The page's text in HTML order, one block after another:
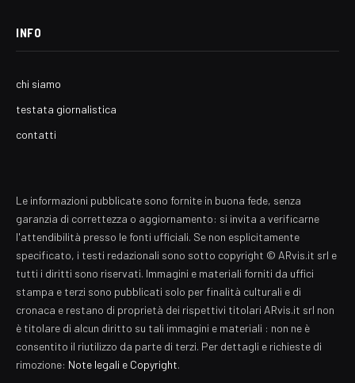
INFO
chi siamo
testata giornalistica
contatti
Le informazioni pubblicate sono fornite in buona fede, senza
garanzia di correttezza o aggiornamento: si invita a verificarne
l'attendibilità presso le fonti ufficiali. Se non esplicitamente
specificato, i testi redazionali sono sotto copyright © ARvis.it srl e
tutti i diritti sono riservati. Immagini e materiali forniti da uffici
stampa e terzi sono pubblicati solo per finalità culturali e di
cronaca e restano di proprietà dei rispettivi titolari ARvis.it srl non
è titolare di alcun diritto su tali immagini e materiali : non ne è
consentito il riutilizzo da parte di terzi. Per dettagli e richieste di
rimozione: Note legali e Copyright.